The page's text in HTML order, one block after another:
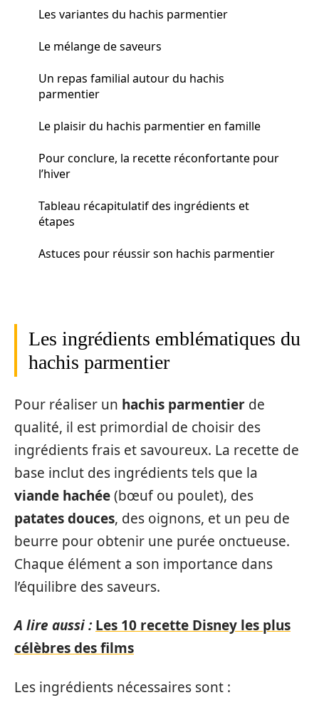
Les variantes du hachis parmentier
Le mélange de saveurs
Un repas familial autour du hachis
parmentier
Le plaisir du hachis parmentier en famille
Pour conclure, la recette réconfortante pour
l’hiver
Tableau récapitulatif des ingrédients et
étapes
Astuces pour réussir son hachis parmentier
Les ingrédients emblématiques du
hachis parmentier
Pour réaliser un hachis parmentier de
qualité, il est primordial de choisir des
ingrédients frais et savoureux. La recette de
base inclut des ingrédients tels que la
viande hachée(bœuf ou poulet), des
patates douces, des oignons, et un peu de
beurre pour obtenir une purée onctueuse.
Chaque élément a son importance dans
l’équilibre des saveurs.
A lire aussi : Les 10 recette Disney les plus
célèbres des films
Les ingrédients nécessaires sont :